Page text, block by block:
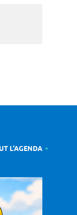
L'AGENDA